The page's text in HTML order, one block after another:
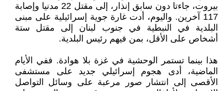
بيروت، جاءتا دون سابق إنذار، إلى مقتل 22 مدنيا وإصابة
117 آخرين. واليوم، أدت غارة جوية إسرائيلية على مبنى
البلدية في النبطية في جنوب لبنان إلى مقتل ستة
أشخاص على الأقل، بمن فيهم رئيس البلدية.
هذا بينما تستمر الوحشية في غزة بلا هوادة. ففي الأيام
الماضية، أدى هجوم إسرائيلي جديد على مستشفى
الأقصى إلى انتشار صور مرعبة على وسائل التواصل